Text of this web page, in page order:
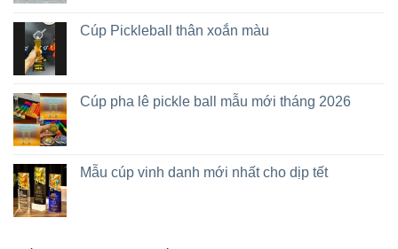
Cúp Pickleball thân xoắn màu
Cúp pha lê pickle ball mẫu mới tháng 2026
Mẫu cúp vinh danh mới nhất cho dịp tết